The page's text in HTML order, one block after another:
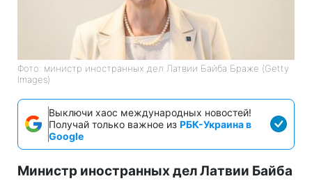
Фото: министр иностранных дел Латвии Байба Браже (Getty
Images)
Выключи хаос международных новостей!
Получай только важное из РБК-Украина в
Google
Министр иностранных дел Латвии Байба